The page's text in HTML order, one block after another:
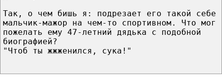
Так, о чем бишь я: подрезает его такой себе
мальчик-мажор на чем-то спортивном. Что мог
пожелать ему 47-летний дядька с подобной
биографией?
"Чтоб ты жжженился, сука!"